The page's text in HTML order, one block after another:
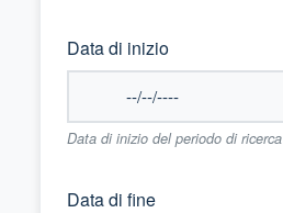
Data di inizio
Data di inizio del periodo di ricerca
Data di fine